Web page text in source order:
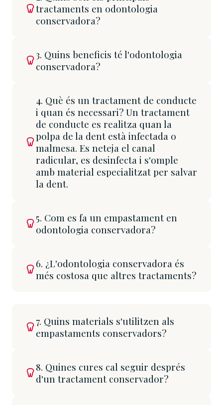
tractaments en odontologia
conservadora?
3. Quins beneficis té l'odontologia
conservadora?
4. Què és un tractament de conducte
i quan és necessari? Un tractament
de conducte es realitza quan la
polpa de la dent està infectada o
malmesa. Es neteja el canal
radicular, es desinfecta i s'omple
amb material especialitzat per salvar
la dent.
5. Com es fa un empastament en
odontologia conservadora?
6. ¿L'odontologia conservadora és
més costosa que altres tractaments?
7. Quins materials s'utilitzen als
empastaments conservadors?
8. Quines cures cal seguir després
d'un tractament conservador?